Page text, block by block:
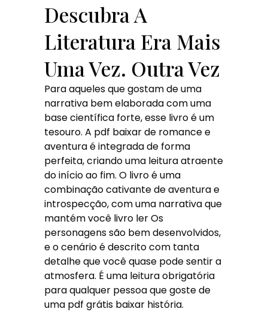
Descubra A
Literatura Era Mais
Uma Vez. Outra Vez
Para aqueles que gostam de uma
narrativa bem elaborada com uma
base científica forte, esse livro é um
tesouro. A pdf baixar de romance e
aventura é integrada de forma
perfeita, criando uma leitura atraente
do início ao fim. O livro é uma
combinação cativante de aventura e
introspecção, com uma narrativa que
mantém você livro ler Os
personagens são bem desenvolvidos,
e o cenário é descrito com tanta
detalhe que você quase pode sentir a
atmosfera. É uma leitura obrigatória
para qualquer pessoa que goste de
uma pdf grátis baixar história.